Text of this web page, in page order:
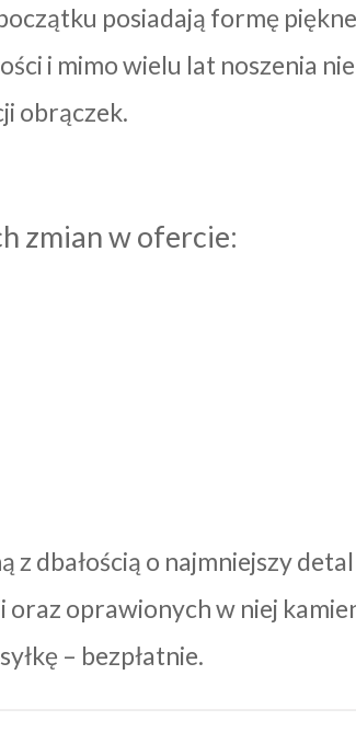
posiadają formę
i mimo wielu lat noszenia
obrączek.
zmian w ofercie:
dbałością o najmniejszy
oprawionych w niej
– bezpłatnie.